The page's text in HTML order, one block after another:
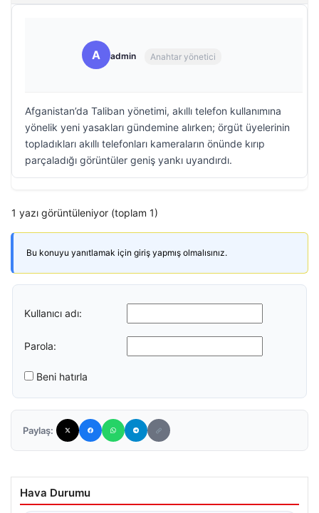
A admin Anahtar yönetici
Afganistan’da Taliban yönetimi, akıllı telefon kullanımına
yönelik yeni yasakları gündemine alırken; örgüt üyelerinin
topladıkları akıllı telefonları kameraların önünde kırıp
parçaladığı görüntüler geniş yankı uyandırdı.
1 yazı görüntüleniyor (toplam 1)
Bu konuyu yanıtlamak için giriş yapmış olmalısınız.
Kullanıcı adı:
Parola:
Beni hatırla
Paylaş:
Hava Durumu